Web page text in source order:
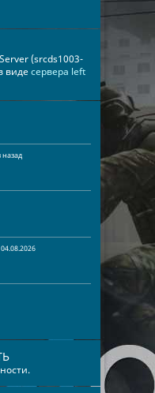
(srcds1003-
видесервера left
назад